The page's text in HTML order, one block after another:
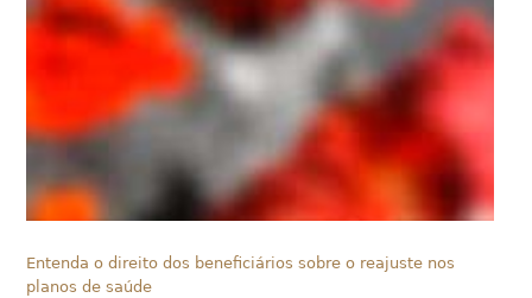
Entenda o direito dos beneficiários sobre o reajuste nos
planos de saúde